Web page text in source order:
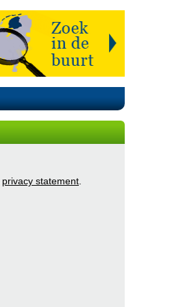
privacy statement